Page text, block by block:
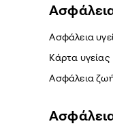
Ασφάλεια
Κάρτα υγείας
Ασφάλεια